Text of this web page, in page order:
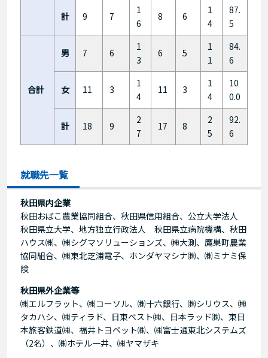
計 9 7
1
6
8 6
1
4
87.
5
合計
男 7 6
1
3
6 5
1
1
84.
6
女 11 3
1
4
11 3
1
4
10
0.0
計 18 9
2
7
17 8
2
5
92.
6
就職先一覧
秋田県内企業
秋田おばこ農業協同組合、秋田県信用組合、公立大学法人
秋田県立大学、地方独立行政法人 秋田県立病院機構、秋田
ハウス㈱、㈱シグマソリューションズ、㈱大測、鷹巣町農業
協同組合、㈱東北芝浦電子、ホンダヤマシナ㈱、㈱ミナミ保
険
秋田県外企業等
㈱エルフラット、㈱コーソル、㈱十六銀行、㈱シリウス、㈱
タカハシ、㈱ティラド、日東ベスト㈱、日本ラッド㈱、東日
本旅客鉄道㈱、福井トヨペット㈱、㈱富士通東北システムズ
（2名）、㈱ホテル一井、㈱ヤマザキ